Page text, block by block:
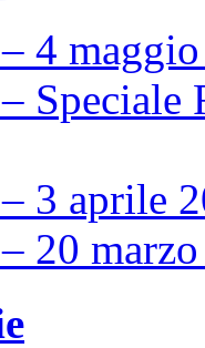
4
Speciale
3 aprile
20